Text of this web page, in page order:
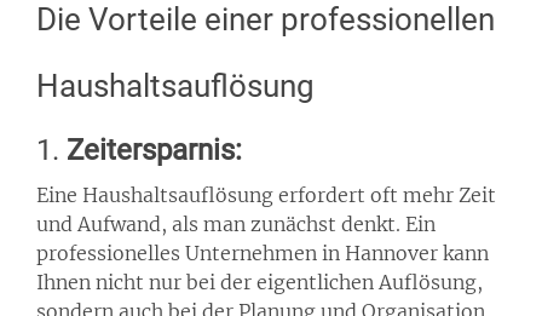
Die Vorteile einer professionellen
Haushaltsauflösung
1. Zeitersparnis:
Eine Haushaltsauflösung erfordert oft mehr Zeit
und Aufwand, als man zunächst denkt. Ein
professionelles Unternehmen in Hannover kann
Ihnen nicht nur bei der eigentlichen Auflösung,
sondern auch bei der Planung und Organisation